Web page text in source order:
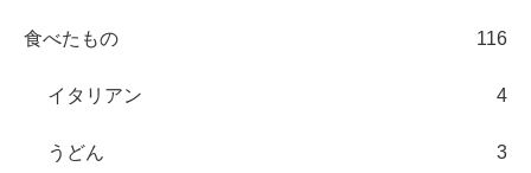
食べたもの 116
イタリアン 4
うどん 3